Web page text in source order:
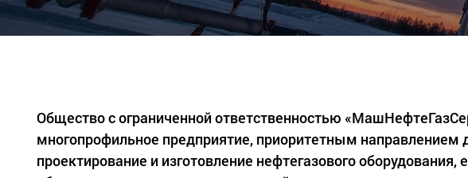
Общество с ограниченной ответственностью
многопрофильное предприятие, приоритетным направлением
проектирование и изготовление нефтегазового оборудования,